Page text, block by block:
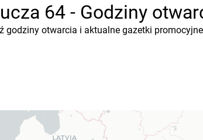
64 - Godziny
godziny otwarcia i aktualne gazetki